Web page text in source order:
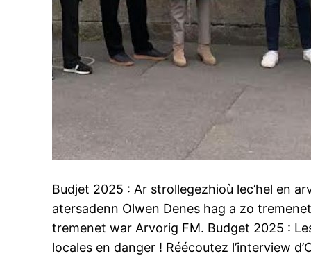
Budjet 2025 : Ar strollegezhioù lec’hel en
atersadenn Olwen Denes hag a zo
tremenet war Arvorig FM. Budget 2025 :
locales en danger ! Réécoutez l’interview